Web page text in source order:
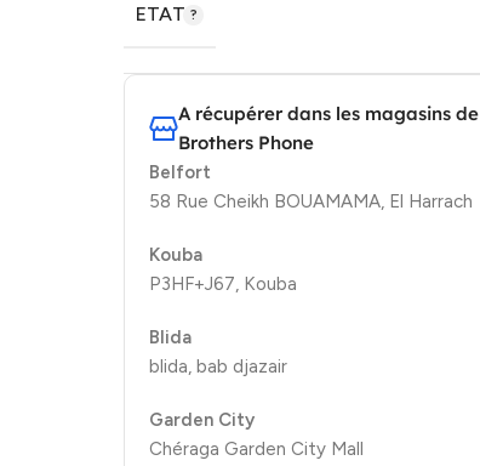
ETAT
A récupérer dans les magasins de
Brothers Phone
Belfort
58 Rue Cheikh BOUAMAMA, El Harrach
Kouba
P3HF+J67, Kouba
Blida
blida, bab djazair
Garden City
Chéraga Garden City Mall